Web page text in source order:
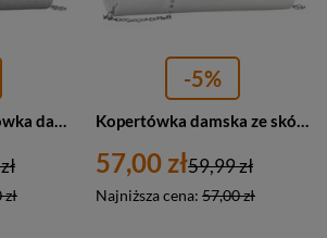
Brokatowa kopertówka damska z łańcuszkiem Rovicky R-XS029-2 mała srebrna
-5%
Kopertówka damska ze skóry ekologicznej na łańcuszku Rovicky R-XS029-1 mała srebrna
57,00 zł
Najniższa cena: 57,00 zł
59,99 zł